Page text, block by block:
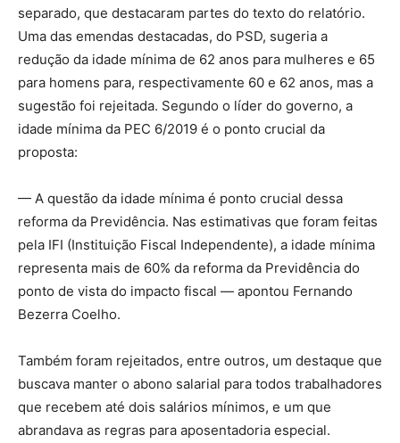
separado, que destacaram partes do texto do relatório.
Uma das emendas destacadas, do PSD, sugeria a
redução da idade mínima de 62 anos para mulheres e 65
para homens para, respectivamente 60 e 62 anos, mas a
sugestão foi rejeitada. Segundo o líder do governo, a
idade mínima da PEC 6/2019 é o ponto crucial da
proposta:
— A questão da idade mínima é ponto crucial dessa
reforma da Previdência. Nas estimativas que foram feitas
pela IFI (Instituição Fiscal Independente), a idade mínima
representa mais de 60% da reforma da Previdência do
ponto de vista do impacto fiscal — apontou Fernando
Bezerra Coelho.
Também foram rejeitados, entre outros, um destaque que
buscava manter o abono salarial para todos trabalhadores
que recebem até dois salários mínimos, e um que
abrandava as regras para aposentadoria especial.